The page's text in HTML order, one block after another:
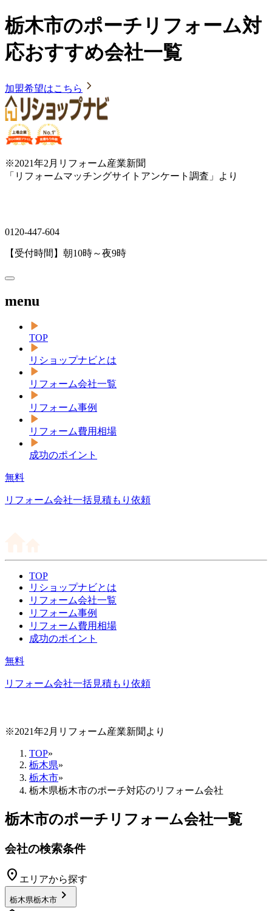
栃木市のポーチリフォーム対
応おすすめ会社一覧
加盟希望はこちら
※2021年2月リフォーム産業新聞
「リフォームマッチングサイトアンケート調査」より
0120-447-604
【受付時間】朝10時～夜9時
menu
TOP
リショップナビとは
リフォーム会社一覧
リフォーム事例
リフォーム費用相場
成功のポイント
無料
リフォーム会社一括見積もり依頼
TOP
リショップナビとは
リフォーム会社一覧
リフォーム事例
リフォーム費用相場
成功のポイント
無料
リフォーム会社一括見積もり依頼
※2021年2月リフォーム産業新聞より
TOP»
栃木県»
栃木市»
栃木県栃木市のポーチ対応のリフォーム会社
栃木市のポーチリフォーム会社一覧
会社の検索条件
location_on エリアから探す
栃木県栃木市 chevron_right